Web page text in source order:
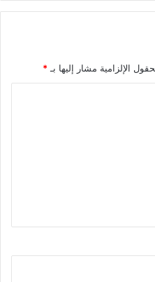
الإلزامية مشار إليها بـ*